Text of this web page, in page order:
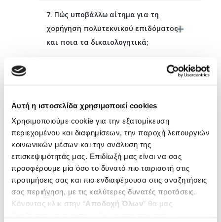
Αυτή η ιστοσελίδα χρησιμοποιεί cookies
Χρησιμοποιούμε cookie για την εξατομίκευση
περιεχομένου και διαφημίσεων, την παροχή λειτουργιών
κοινωνικών μέσων και την ανάλυση της
επισκεψιμότητάς μας. Επιδίωξή μας είναι να σας
προσφέρουμε μία όσο το δυνατό πιο ταιριαστή στις
προτιμήσεις σας και πιο ενδιαφέρουσα στις αναζητήσεις
σας περιήγηση, με τις καλύτερες δυνατές προτάσεις.
Κάνοντας κλικ στην “Αποδοχή Όλων” θα μας
7. Πώς υποβάλλω αίτημα για τη
χορήγηση πολυτεκνικού επιδόματος
και ποια τα δικαιολογητικά;
8. Πώς αποζημιώνονται οι πάσχοντες
από κοιλιοκάκη για δαπάνες αγοράς
γλουτένη;
9. Ποιοι δικαιούνται επίδομα
νεφροπαθών και ποια είναι τα
δικαιολογητικά;
10. Ποιοι δικαιούνται επίδομα